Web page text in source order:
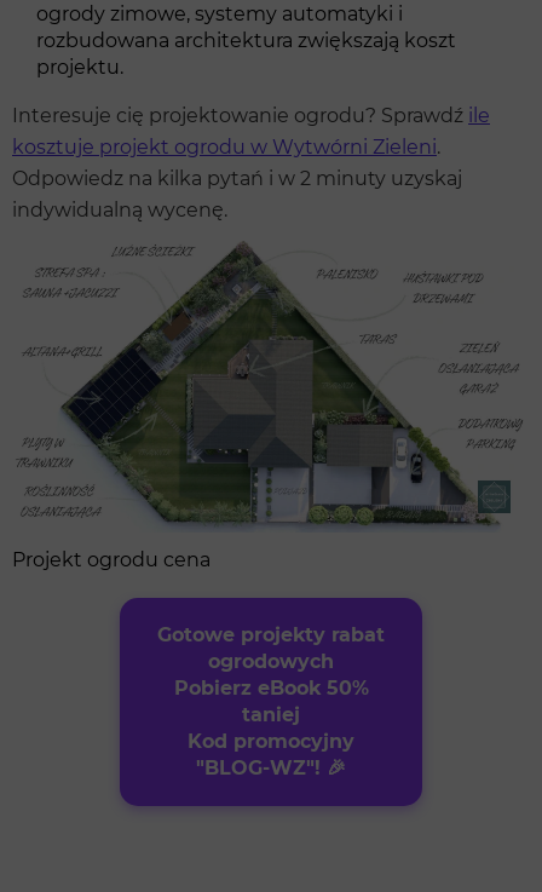
ogrody zimowe, systemy automatyki i
rozbudowana architektura zwiększają koszt
projektu.
Interesuje cię projektowanie ogrodu? Sprawdź ile
kosztuje projekt ogrodu w Wytwórni Zieleni.
Odpowiedz na kilka pytań i w 2 minuty uzyskaj
indywidualną wycenę.
Projekt ogrodu cena
Gotowe projekty rabat
ogrodowych
Pobierz eBook 50%
taniej
Kod promocyjny
"BLOG-WZ"! 🎉